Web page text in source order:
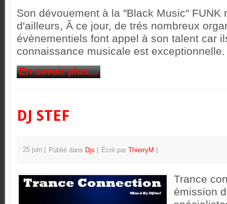
Son dévouement à la "Black Music" FUNK
d'ailleurs, Ã ce jour, de trés nombreux
évènementiels font appel à son talent car
connaissance musicale est exceptionnelle.
En savoir plus...
DJ STEF
25 juin Publié dans Djs Écrit par ThierryM
Trance
émission